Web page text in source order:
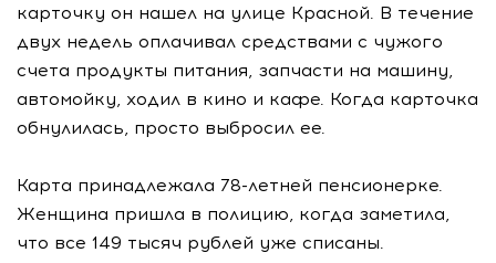
карточку он нашел на улице Красной. В течение
двух недель оплачивал средствами с чужого
счета продукты питания, запчасти на машину,
автомойку, ходил в кино и кафе. Когда карточка
обнулилась, просто выбросил ее.
Карта принадлежала 78-летней пенсионерке.
Женщина пришла в полицию, когда заметила,
что все 149 тысяч рублей уже списаны.